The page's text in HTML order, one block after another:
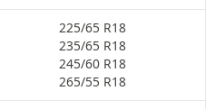
225/65 R18
235/65 R18
245/60 R18
265/55 R18